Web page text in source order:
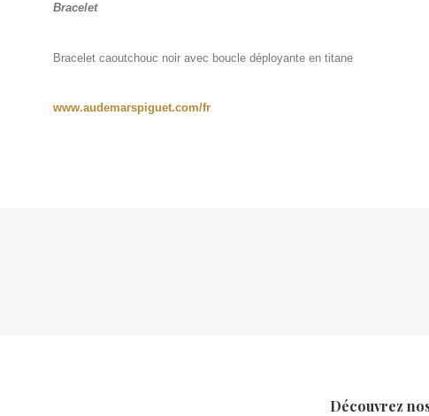
Bracelet
Bracelet caoutchouc noir avec boucle déployante en titane
www.audemarspiguet.com/fr
Découvrez